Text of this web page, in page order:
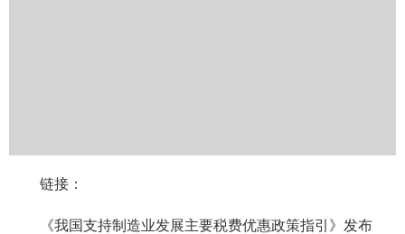
链接：
《我国支持制造业发展主要税费优惠政策指引》发布